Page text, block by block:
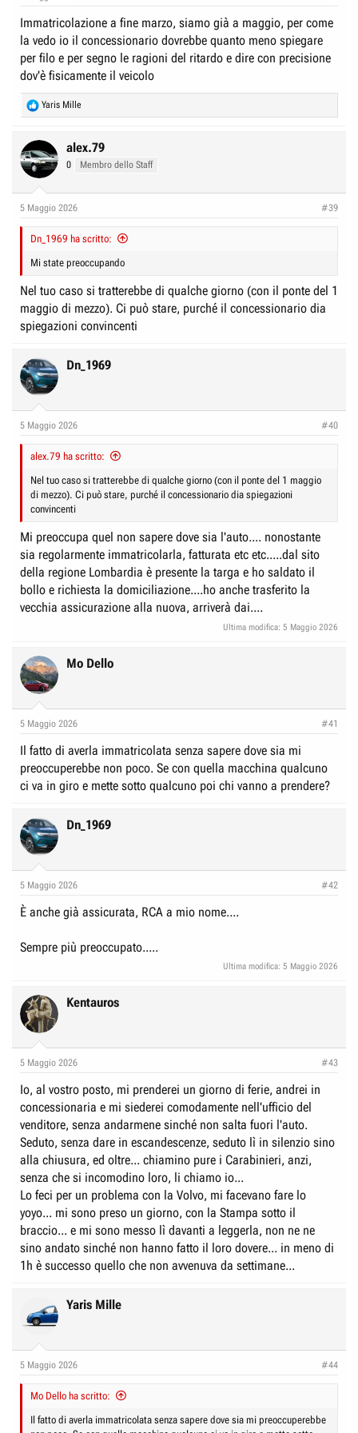
piazzale non un momento prima.
Immatricolazione a fine marzo, siamo già a maggio, per come
la vedo io il concessionario dovrebbe quanto meno spiegare
per filo e per segno le ragioni del ritardo e dire con precisione
dov'è fisicamente il veicolo
R
e
t
i
s
Yaris Mille
alex.79
0 Membro dello Staff
5 Maggio 2026 #39
Dn_1969 ha scritto:
Mi state preoccupando
Nel tuo caso si tratterebbe di qualche giorno (con il ponte del 1
maggio di mezzo). Ci può stare, purché il concessionario dia
spiegazioni convincenti
Dn_1969
5 Maggio 2026 #40
alex.79 ha scritto:
Nel tuo caso si tratterebbe di qualche giorno (con il ponte del 1 maggio
di mezzo). Ci può stare, purché il concessionario dia spiegazioni
convincenti
Mi preoccupa quel non sapere dove sia l'auto.... nonostante
sia regolarmente immatricolarla, fatturata etc etc.....dal sito
della regione Lombardia è presente la targa e ho saldato il
bollo e richiesta la domiciliazione....ho anche trasferito la
vecchia assicurazione alla nuova, arriverà dai....
Ultima modifica: 5 Maggio 2026
Mo Dello
5 Maggio 2026 #41
Il fatto di averla immatricolata senza sapere dove sia mi
preoccuperebbe non poco. Se con quella macchina qualcuno
ci va in giro e mette sotto qualcuno poi chi vanno a prendere?
Dn_1969
5 Maggio 2026 #42
È anche già assicurata, RCA a mio nome....
Sempre più preoccupato.....
Ultima modifica: 5 Maggio 2026
Kentauros
5 Maggio 2026 #43
Io, al vostro posto, mi prenderei un giorno di ferie, andrei in
concessionaria e mi siederei comodamente nell'ufficio del
venditore, senza andarmene sinché non salta fuori l'auto.
Seduto, senza dare in escandescenze, seduto lì in silenzio sino
alla chiusura, ed oltre... chiamino pure i Carabinieri, anzi,
senza che si incomodino loro, li chiamo io...
Lo feci per un problema con la Volvo, mi facevano fare lo
yoyo... mi sono preso un giorno, con la Stampa sotto il
braccio... e mi sono messo lì davanti a leggerla, non ne ne
sino andato sinché non hanno fatto il loro dovere... in meno di
1h è successo quello che non avvenuva da settimane...
Yaris Mille
5 Maggio 2026 #44
Mo Dello ha scritto:
Il fatto di averla immatricolata senza sapere dove sia mi preoccuperebbe